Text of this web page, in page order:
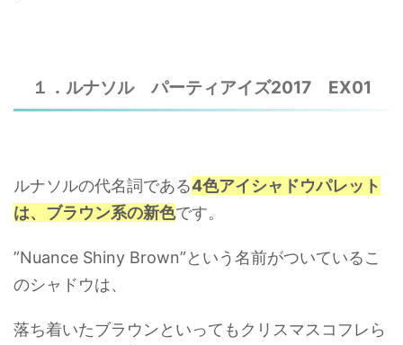
１．ルナソル パーティアイズ2017 EX01
ルナソルの代名詞である4色アイシャドウパレット
は、ブラウン系の新色です。
”Nuance Shiny Brown”という名前がついているこ
のシャドウは、
落ち着いたブラウンといってもクリスマスコフレら